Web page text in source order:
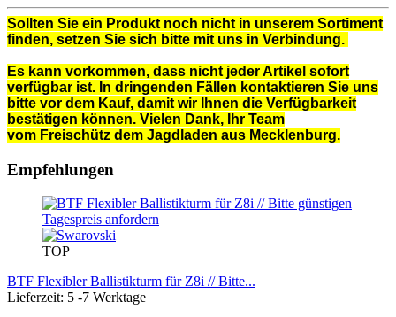
Sollten Sie ein Produkt noch nicht in unserem Sortiment
finden, setzen Sie sich bitte mit uns in Verbindung.
Es kann vorkommen, dass nicht jeder Artikel sofort
verfügbar ist. In dringenden Fällen kontaktieren Sie uns
bitte vor dem Kauf, damit wir Ihnen die Verfügbarkeit
bestätigen können. Vielen Dank, Ihr Team
vom Freischütz dem Jagdladen aus Mecklenburg.
Empfehlungen
TOP
BTF Flexibler Ballistikturm für Z8i // Bitte...
Lieferzeit: 5 -7 Werktage